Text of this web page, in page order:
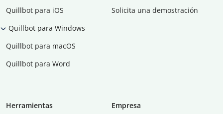
Quillbot para iOS
Quillbot para Windows
Quillbot para macOS
Quillbot para Word
Solicita una demostración
Herramientas
Empresa